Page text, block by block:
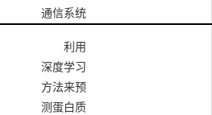
通信系统
利用
深度学习
方法来预
测蛋白质